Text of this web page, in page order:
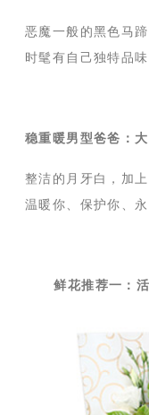
恶魔一般的黑色马
时髦有自己独特品味
稳重暖男型爸爸：
整洁的月牙白，加
温暖你、保护你、
鲜花推荐一：活